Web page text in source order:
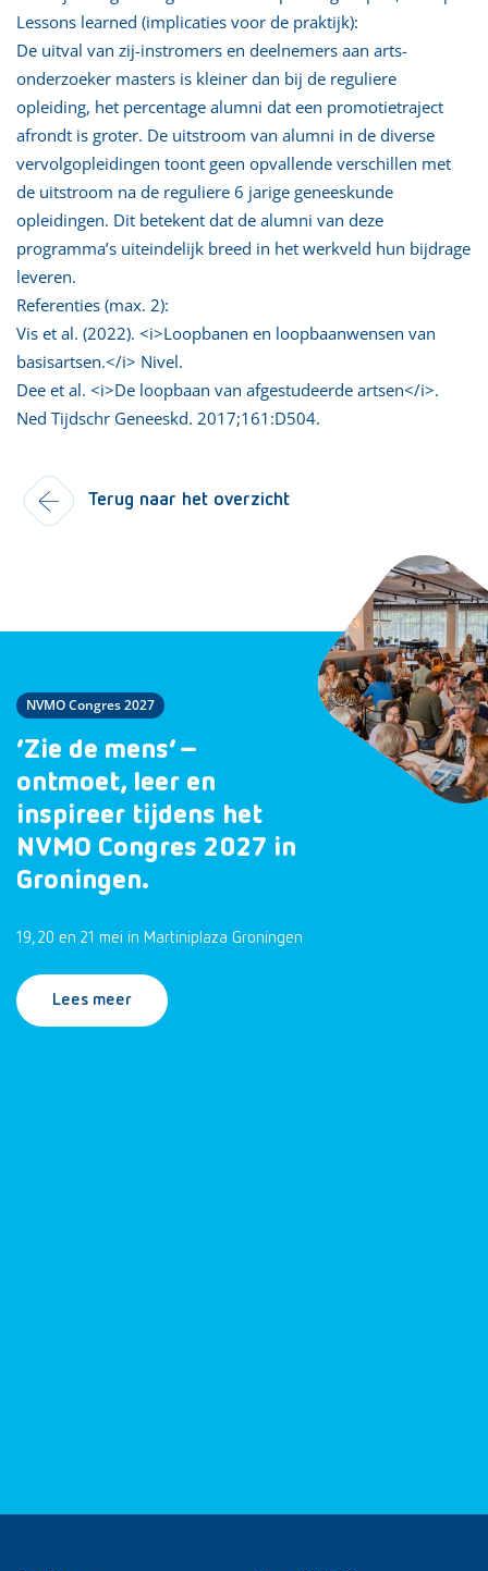
Lessons learned (implicaties voor de praktijk):
De uitval van zij-instromers en deelnemers aan arts-
onderzoeker masters is kleiner dan bij de reguliere
opleiding, het percentage alumni dat een promotietraject
afrondt is groter. De uitstroom van alumni in de diverse
vervolgopleidingen toont geen opvallende verschillen met
de uitstroom na de reguliere 6 jarige geneeskunde
opleidingen. Dit betekent dat de alumni van deze
programma’s uiteindelijk breed in het werkveld hun bijdrage
leveren.
Referenties (max. 2):
Vis et al. (2022). <i>Loopbanen en loopbaanwensen van
basisartsen.</i> Nivel.
Dee et al. <i>De loopbaan van afgestudeerde artsen</i>.
Ned Tijdschr Geneeskd. 2017;161:D504.
Terug naar het overzicht
NVMO Congres 2027
‘Zie de mens’ –
ontmoet, leer en
inspireer tijdens het
NVMO Congres 2027 in
Groningen.
19, 20 en 21 mei in Martiniplaza Groningen
Lees meer